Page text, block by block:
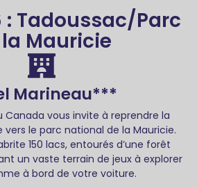
: Tadoussac/Parc
Mauricie
Marineau***
Canada vous invite à reprendre la
le parc national de la Mauricie.
150 lacs, entourés d’une forêt
un vaste terrain de jeux à explorer
à bord de votre voiture.